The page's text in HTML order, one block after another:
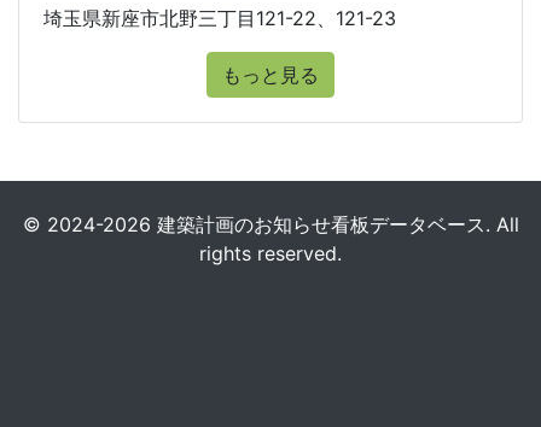
埼玉県新座市北野三丁目121-22、121-23
もっと見る
© 2024-2026 建築計画のお知らせ看板データベース. All
rights reserved.